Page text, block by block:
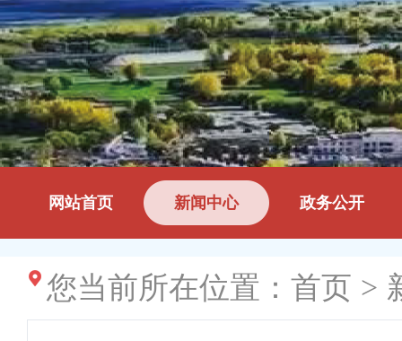
网站首页 新闻中心 政务公开
您当前所在位置： 首页 >